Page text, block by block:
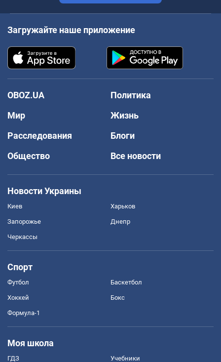
Загружайте наше приложение
OBOZ.UA
Политика
Мир
Жизнь
Расследования
Блоги
Общество
Все новости
Новости Украины
Киев Харьков
Запорожье Днепр
Черкассы
Спорт
Футбол Баскетбол
Хоккей Бокс
Формула-1
Моя школа
ГДЗ Учебники